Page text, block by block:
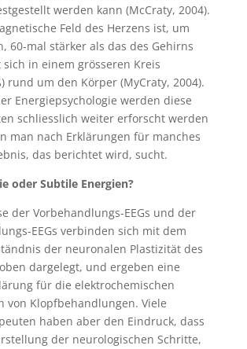
werden kann (McCraty, 2004).
Feld des Herzens ist, um
60-mal stärker als das des Gehirns
in einem grösseren Kreis
rund um den Körper (MyCraty, 2004).
Energiepsychologie werden diese
schliesslich weiter erforscht werden
man nach Erklärungen für manches
das berichtet wird, sucht.
oder Subtile Energien?
der Vorbehandlungs-EEGs und der
EEGs verbinden sich mit dem
der neuronalen Plastizität des
dargelegt, und ergeben eine
für die elektrochemischen
von Klopfbehandlungen. Viele
haben aber den Eindruck, dass
der neurologischen Schritte,